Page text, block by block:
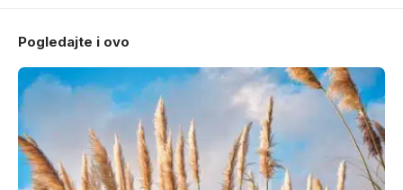
Pogledajte i ovo